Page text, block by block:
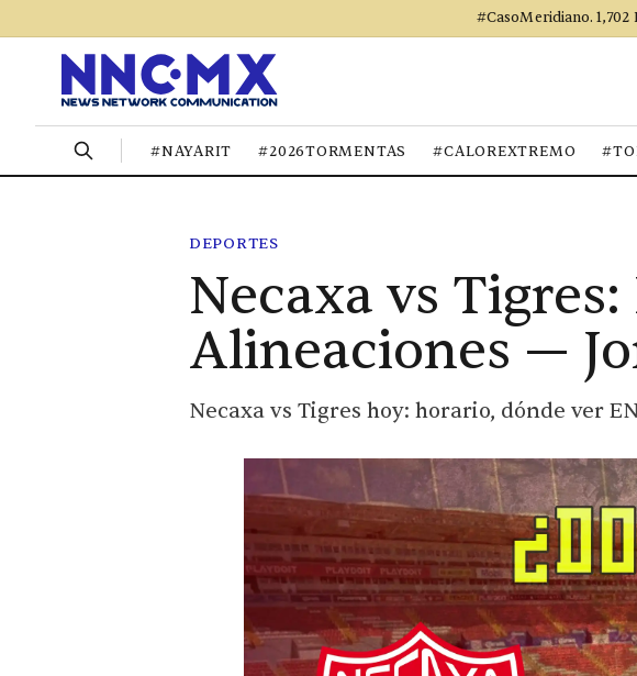
#CasoMeridiano.
#NAYARIT #2026TORMENTAS #CALOREXTREMO
DEPORTES
Necaxa vs
Alineaciones —
Necaxa vs Tigres hoy: horario, dónde ver